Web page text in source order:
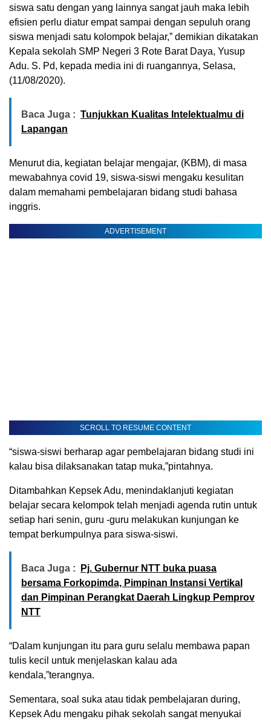
siswa satu dengan yang lainnya sangat jauh maka lebih
efisien perlu diatur empat sampai dengan sepuluh orang
siswa menjadi satu kolompok belajar,” demikian dikatakan
Kepala sekolah SMP Negeri 3 Rote Barat Daya, Yusup
Adu. S. Pd, kepada media ini di ruangannya, Selasa,
(11/08/2020).
Baca Juga : Tunjukkan Kualitas Intelektualmu di
Lapangan
Menurut dia, kegiatan belajar mengajar, (KBM), di masa
mewabahnya covid 19, siswa-siswi mengaku kesulitan
dalam memahami pembelajaran bidang studi bahasa
inggris.
ADVERTISEMENT
SCROLL TO RESUME CONTENT
“siswa-siswi berharap agar pembelajaran bidang studi ini
kalau bisa dilaksanakan tatap muka,”pintahnya.
Ditambahkan Kepsek Adu, menindaklanjuti kegiatan
belajar secara kelompok telah menjadi agenda rutin untuk
setiap hari senin, guru -guru melakukan kunjungan ke
tempat berkumpulnya para siswa-siswi.
Baca Juga :
Pj. Gubernur NTT buka puasa
bersama Forkopimda, Pimpinan Instansi Vertikal
dan Pimpinan Perangkat Daerah Lingkup Pemprov
NTT
“Dalam kunjungan itu para guru selalu membawa papan
tulis kecil untuk menjelaskan kalau ada
kendala,”terangnya.
Sementara, soal suka atau tidak pembelajaran during,
Kepsek Adu mengaku pihak sekolah sangat menyukai